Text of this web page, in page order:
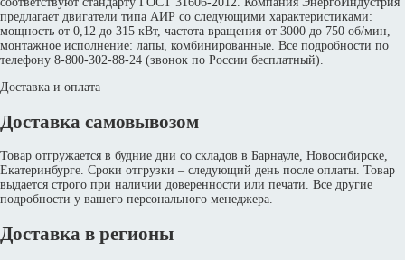
предлагает двигатели типа АИР со следующими характеристиками:
мощность от 0,12 до 315 кВт, частота вращения от 3000 до 750 об/мин,
монтажное исполнение: лапы, комбинированные. Все подробности по
телефону 8-800-302-88-24 (звонок по России бесплатный).
Доставка и оплата
Доставка самовывозом
Товар отгружается в будние дни со складов в Барнауле, Новосибирске,
Екатеринбурге. Сроки отгрузки – следующий день после оплаты. Товар
выдается строго при наличии доверенности или печати. Все другие
подробности у вашего персонального менеджера.
Доставка в регионы